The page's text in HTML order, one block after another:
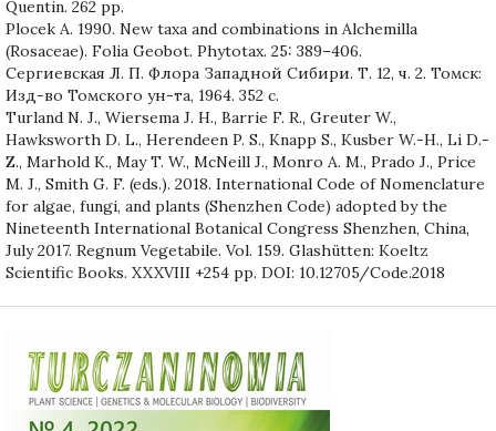
Quentin. 262 pp.
Plocek A. 1990. New taxa and combinations in Alchemilla
(Rosaceae). Folia Geobot. Phytotax. 25: 389–406.
Сергиевская Л. П. Флора Западной Сибири. Т. 12, ч. 2. Томск:
Изд-во Томского ун-та, 1964. 352 c.
Turland N. J., Wiersema J. H., Barrie F. R., Greuter W.,
Hawksworth D. L., Herendeen P. S., Knapp S., Kusber W.-H., Li D.-
Z., Marhold K., May T. W., McNeill J., Monro A. M., Prado J., Price
M. J., Smith G. F. (eds.). 2018. International Code of Nomenclature
for algae, fungi, and plants (Shenzhen Code) adopted by the
Nineteenth International Botanical Congress Shenzhen, China,
July 2017. Regnum Vegetabile. Vol. 159. Glashütten: Koeltz
Scientific Books. XXXVIII +254 pp. DOI: 10.12705/Code.2018